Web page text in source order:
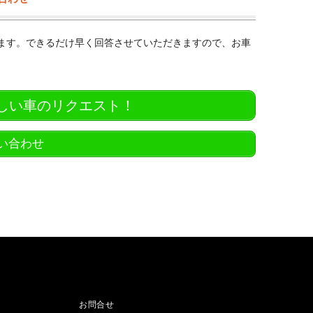
。できるだけ早く回答させていただきますので、お車
車のリクエスト！
合わせ
お問合せ